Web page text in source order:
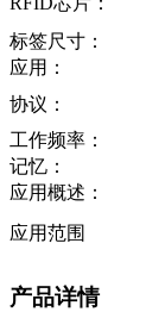
标签尺寸：
应用：
协议：
工作频率：
记忆：
应用概述：
应用范围
产品详情